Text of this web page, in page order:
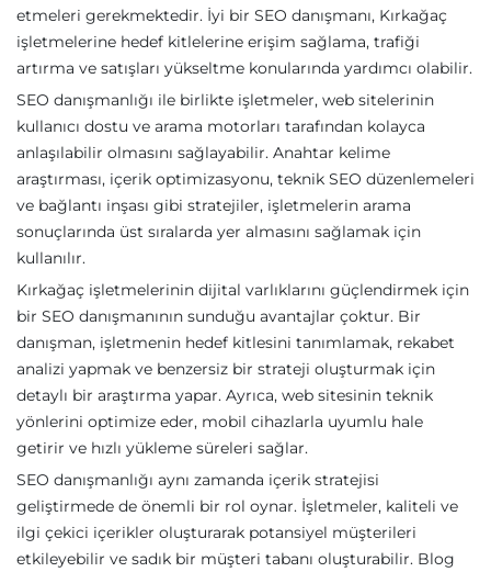
etmeleri gerekmektedir. İyi bir SEO danışmanı, Kırkağaç
işletmelerine hedef kitlelerine erişim sağlama, trafiği
artırma ve satışları yükseltme konularında yardımcı olabilir.
SEO danışmanlığı ile birlikte işletmeler, web sitelerinin
kullanıcı dostu ve arama motorları tarafından kolayca
anlaşılabilir olmasını sağlayabilir. Anahtar kelime
araştırması, içerik optimizasyonu, teknik SEO düzenlemeleri
ve bağlantı inşası gibi stratejiler, işletmelerin arama
sonuçlarında üst sıralarda yer almasını sağlamak için
kullanılır.
Kırkağaç işletmelerinin dijital varlıklarını güçlendirmek için
bir SEO danışmanının sunduğu avantajlar çoktur. Bir
danışman, işletmenin hedef kitlesini tanımlamak, rekabet
analizi yapmak ve benzersiz bir strateji oluşturmak için
detaylı bir araştırma yapar. Ayrıca, web sitesinin teknik
yönlerini optimize eder, mobil cihazlarla uyumlu hale
getirir ve hızlı yükleme süreleri sağlar.
SEO danışmanlığı aynı zamanda içerik stratejisi
geliştirmede de önemli bir rol oynar. İşletmeler, kaliteli ve
ilgi çekici içerikler oluşturarak potansiyel müşterileri
etkileyebilir ve sadık bir müşteri tabanı oluşturabilir. Blog